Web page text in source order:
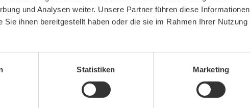
und Analysen weiter. Unsere Partner führen diese Informationen
ihnen bereitgestellt haben oder die sie im Rahmen Ihrer Nutzung
Statistiken Marketing